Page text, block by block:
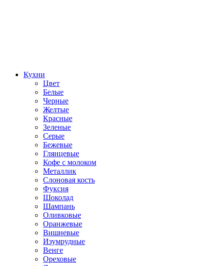
Кухни
Цвет
Белые
Черные
Желтые
Красные
Зеленые
Серые
Бежевые
Глянцевые
Кофе с молоком
Металлик
Слоновая кость
Фуксия
Шоколад
Шампань
Оливковые
Оранжевые
Вишневые
Изумрудные
Венге
Ореховые